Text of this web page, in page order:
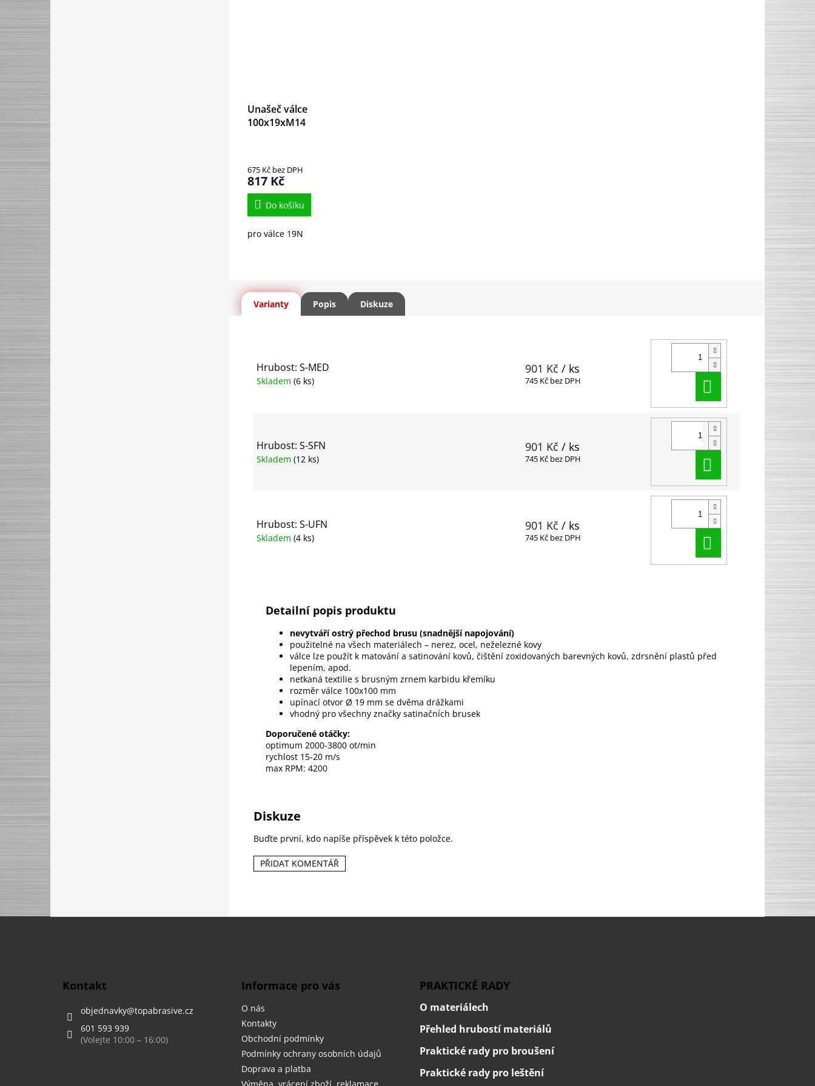
Unašeč válce
100x19xM14
675 Kč bez DPH
817 Kč
Do košíku
pro válce 19N
Varianty Popis Diskuze
Hrubost: S-MED
Skladem (6 ks)
901 Kč / ks
745 Kč bez DPH Do košíku
Hrubost: S-SFN
Skladem (12 ks)
901 Kč / ks
745 Kč bez DPH
Hrubost: S-UFN
Skladem (4 ks)
901 Kč / ks
745 Kč bez DPH Do košíku
Detailní popis produktu
nevytváří ostrý přechod brusu (snadnější napojování)
použitelné na všech materiálech – nerez, ocel, neželezné kovy
válce lze použít k matování a satinování kovů, čištění zoxidovaných barevných kovů, zdrsnění plastů před
lepením, apod.
netkaná textilie s brusným zrnem karbidu křemíku
rozměr válce 100x100 mm
upínací otvor Ø 19 mm se dvěma drážkami
vhodný pro všechny značky satinačních brusek
Doporučené otáčky:
optimum 2000-3800 ot/min
rychlost 15-20 m/s
max RPM: 4200
Diskuze
Buďte první, kdo napíše příspěvek k této položce.
PŘIDAT KOMENTÁŘ
Kontakt
objednavky@topabrasive.cz
601 593 939
Informace pro vás
O nás
Kontakty
Obchodní podmínky
Podmínky ochrany osobních údajů
Doprava a platba
PRAKTICKÉ RADY
O materiálech
Přehled hrubostí materiálů
Praktické rady pro broušení
Praktické rady pro leštění